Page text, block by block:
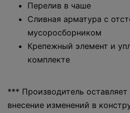
Перелив в чаше
Сливная арматура с
мусоросборником
Крепежный элемент и
комплекте
*** Производитель оставляет
внесение изменений в